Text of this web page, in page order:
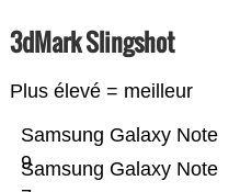
3dMark Slingshot
Plus élevé = meilleur
Samsung Galaxy Note
Samsung Galaxy Note
9